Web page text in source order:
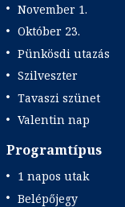
November 1.
Október 23.
Pünkösdi utazás
Szilveszter
Tavaszi szünet
Valentin nap
Programtípus
1 napos utak
Belépőjegy